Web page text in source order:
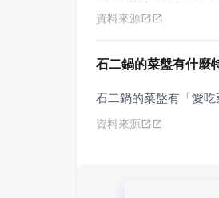
資料來源
石二鍋的菜盤有什麼
石二鍋的菜盤有「愛吃
資料來源